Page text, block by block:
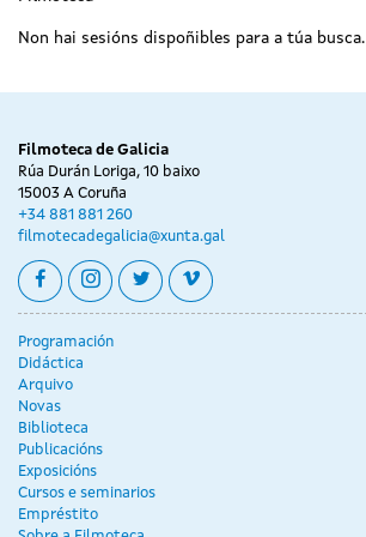
Non hai sesións dispoñibles para a túa busca.
Filmoteca de Galicia
Rúa Durán Loriga, 10 baixo
15003 A Coruña
+34 881 881 260
filmotecadegalicia@xunta.gal
facebookinstagram
twittervimeo
Programación
Didáctica
Arquivo
Novas
Biblioteca
Publicacións
Exposicións
Cursos e seminarios
Empréstito